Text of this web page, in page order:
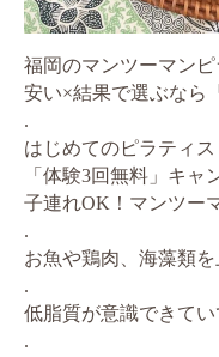
福岡のマンツーマンピ
安い×結果で選ぶなら
.
はじめてのピラティス
「体験3回無料」キャ
子連れOK！マンツー
.
お魚や鶏肉、海藻類
.
低脂質が意識できて
.